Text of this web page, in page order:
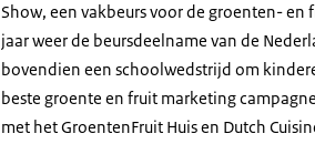
Show, een vakbeurs voor de groenten-
jaar weer de beursdeelname van de
bovendien een schoolwedstrijd om
beste groente en fruit marketing
met het GroentenFruit Huis en Dutch